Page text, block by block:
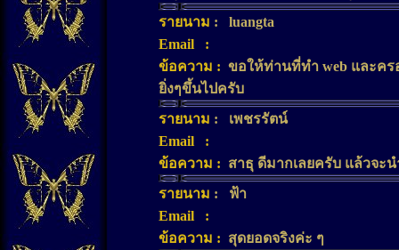
รายนาม : luangta
Email :
ข้อความ : ขอให้ท่านที่ทำ web และค
ยิ่งๆขึ้นไปครับ
รายนาม : เพชรรัตน์
Email
:
ข้อความ : สาธุ ดีมากเลยครับ แล้วจะน
รายนาม : ฟ้า
Email :
ข้อความ : สุดยอดจริงคะ ๆ